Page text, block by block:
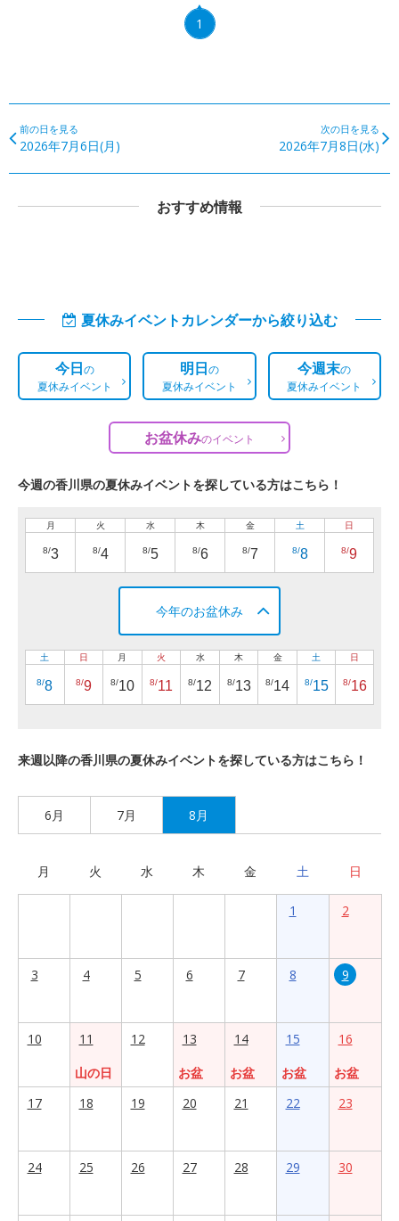
1
前の日を見る
2026年7月6日(月)
次の日を見る
2026年7月8日(水)
おすすめ情報
夏休みイベントカレンダーから絞り込む
今日の
夏休みイベント
明日の
夏休みイベント
今週末の
夏休みイベント
お盆休みのイベント
今週の香川県の夏休みイベントを探している方はこちら！
月
8/3
火
8/4
水
8/5
木
8/6
金
8/7
土
8/8
日
8/9
今年のお盆休み
土
8/8
日
8/9
月
8/10
火
8/11
水
8/12
木
8/13
金
8/14
土
8/15
日
8/16
来週以降の香川県の夏休みイベントを探している方はこちら！
6月 7月 8月
月 火 水 木 金 土 日
1 2
3 4 5 6 7 8 9
10
11
山の日
12
13
お盆
14
お盆
15
お盆
16
お盆
17
18 19 20 21 22 23
24 25 26 27 28 29 30